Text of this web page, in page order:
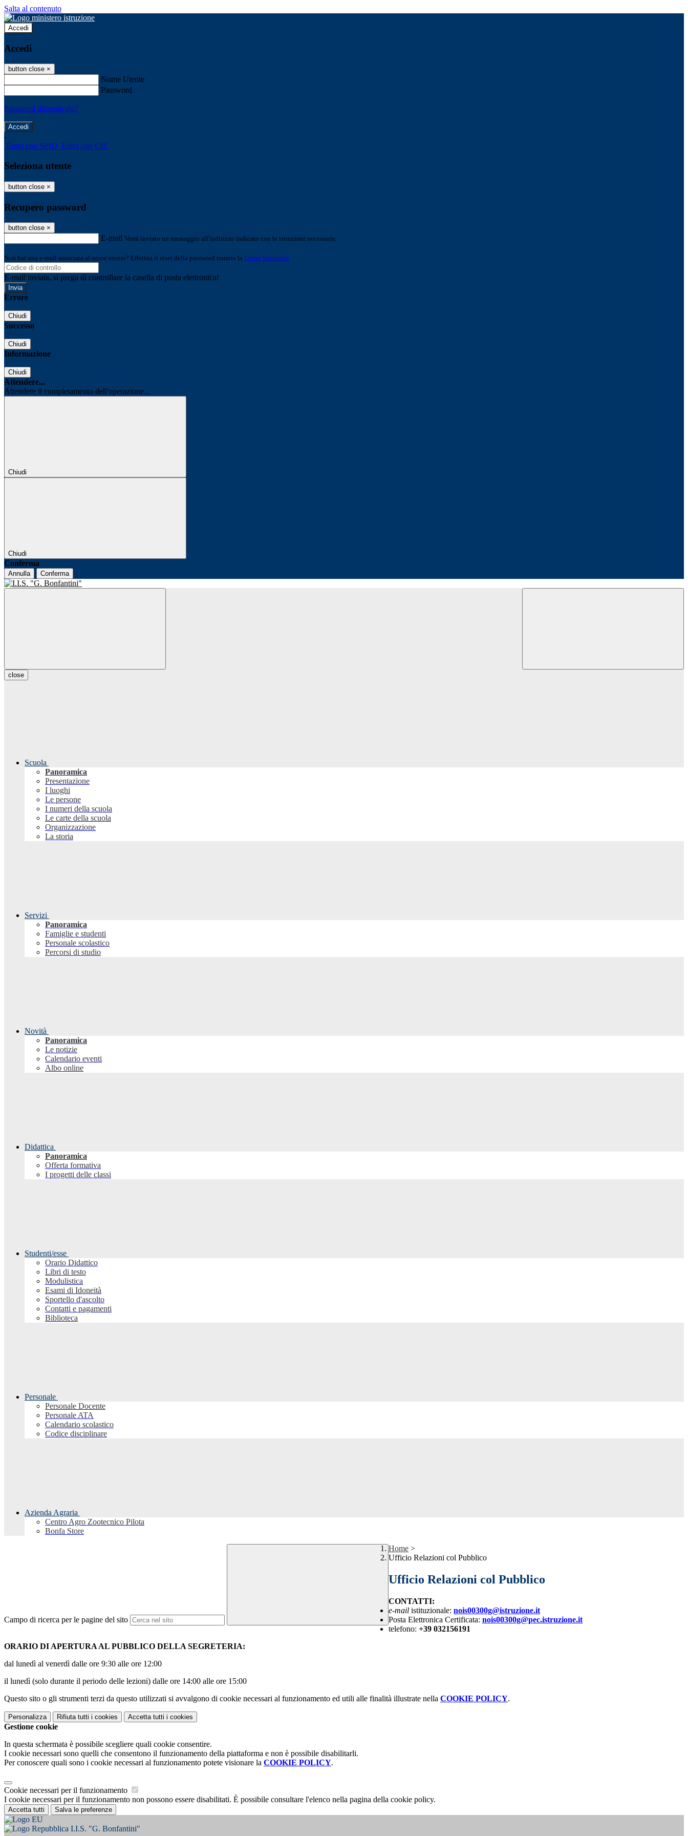
Salta al contenuto
Accedi
Accedi
button close ×
Nome Utente
Password
Password dimenticata?
-
Entra con SPID Entra con CIE
Seleziona utente
button close ×
Recupero password
button close ×
E-mail Verrà inviato un messaggio all'indirizzo indicato con le istruzioni necessarie.
Non hai una e-mail associata al nome utente? Effettua il reset della password tramite la Login Spaggiari
E-mail inviata, si prega di controllare la casella di posta elettronica!
Errore
Chiudi
Successo
Chiudi
Informazione
Chiudi
Attendere...
Attendere il completamento dell'operazione...
Chiudi
Chiudi
Conferma
Annulla Conferma
close
Scuola
Panoramica
Presentazione
I luoghi
Le persone
I numeri della scuola
Le carte della scuola
Organizzazione
La storia
Servizi
Panoramica
Famiglie e studenti
Personale scolastico
Percorsi di studio
Novità
Panoramica
Le notizie
Calendario eventi
Albo online
Didattica
Panoramica
Offerta formativa
I progetti delle classi
Studenti/esse
Orario Didattico
Libri di testo
Modulistica
Esami di Idoneità
Sportello d'ascolto
Contatti e pagamenti
Biblioteca
Personale
Personale Docente
Personale ATA
Calendario scolastico
Codice disciplinare
Azienda Agraria
Centro Agro Zootecnico Pilota
Bonfa Store
Campo di ricerca per le pagine del sito
Home >
Ufficio Relazioni col Pubblico
Ufficio Relazioni col Pubblico
CONTATTI:
e-mail istituzionale: nois00300g@istruzione.it
Posta Elettronica Certificata: nois00300g@pec.istruzione.it
telefono: +39 032156191
ORARIO DI APERTURA AL PUBBLICO DELLA SEGRETERIA:
​dal lunedì al venerdì dalle ore 9:30 alle ore 12:00
il lunedì (solo durante il periodo delle lezioni) dalle ore 14:00 alle ore 15:00
Questo sito o gli strumenti terzi da questo utilizzati si avvalgono di cookie necessari al funzionamento ed utili alle finalità illustrate nella COOKIE POLICY.
Personalizza Rifiuta tutti i cookies Accetta tutti i cookies
Gestione cookie
In questa schermata è possibile scegliere quali cookie consentire.
I cookie necessari sono quelli che consentono il funzionamento della piattaforma e non è possibile disabilitarli.
Per conoscere quali sono i cookie necessari al funzionamento potete visionare la COOKIE POLICY.
Cookie necessari per il funzionamento
I cookie necessari per il funzionamento non possono essere disabilitati. È possibile consultare l'elenco nella pagina della cookie policy.
Accetta tutti Salva le preferenze
I.I.S. "G. Bonfantini"